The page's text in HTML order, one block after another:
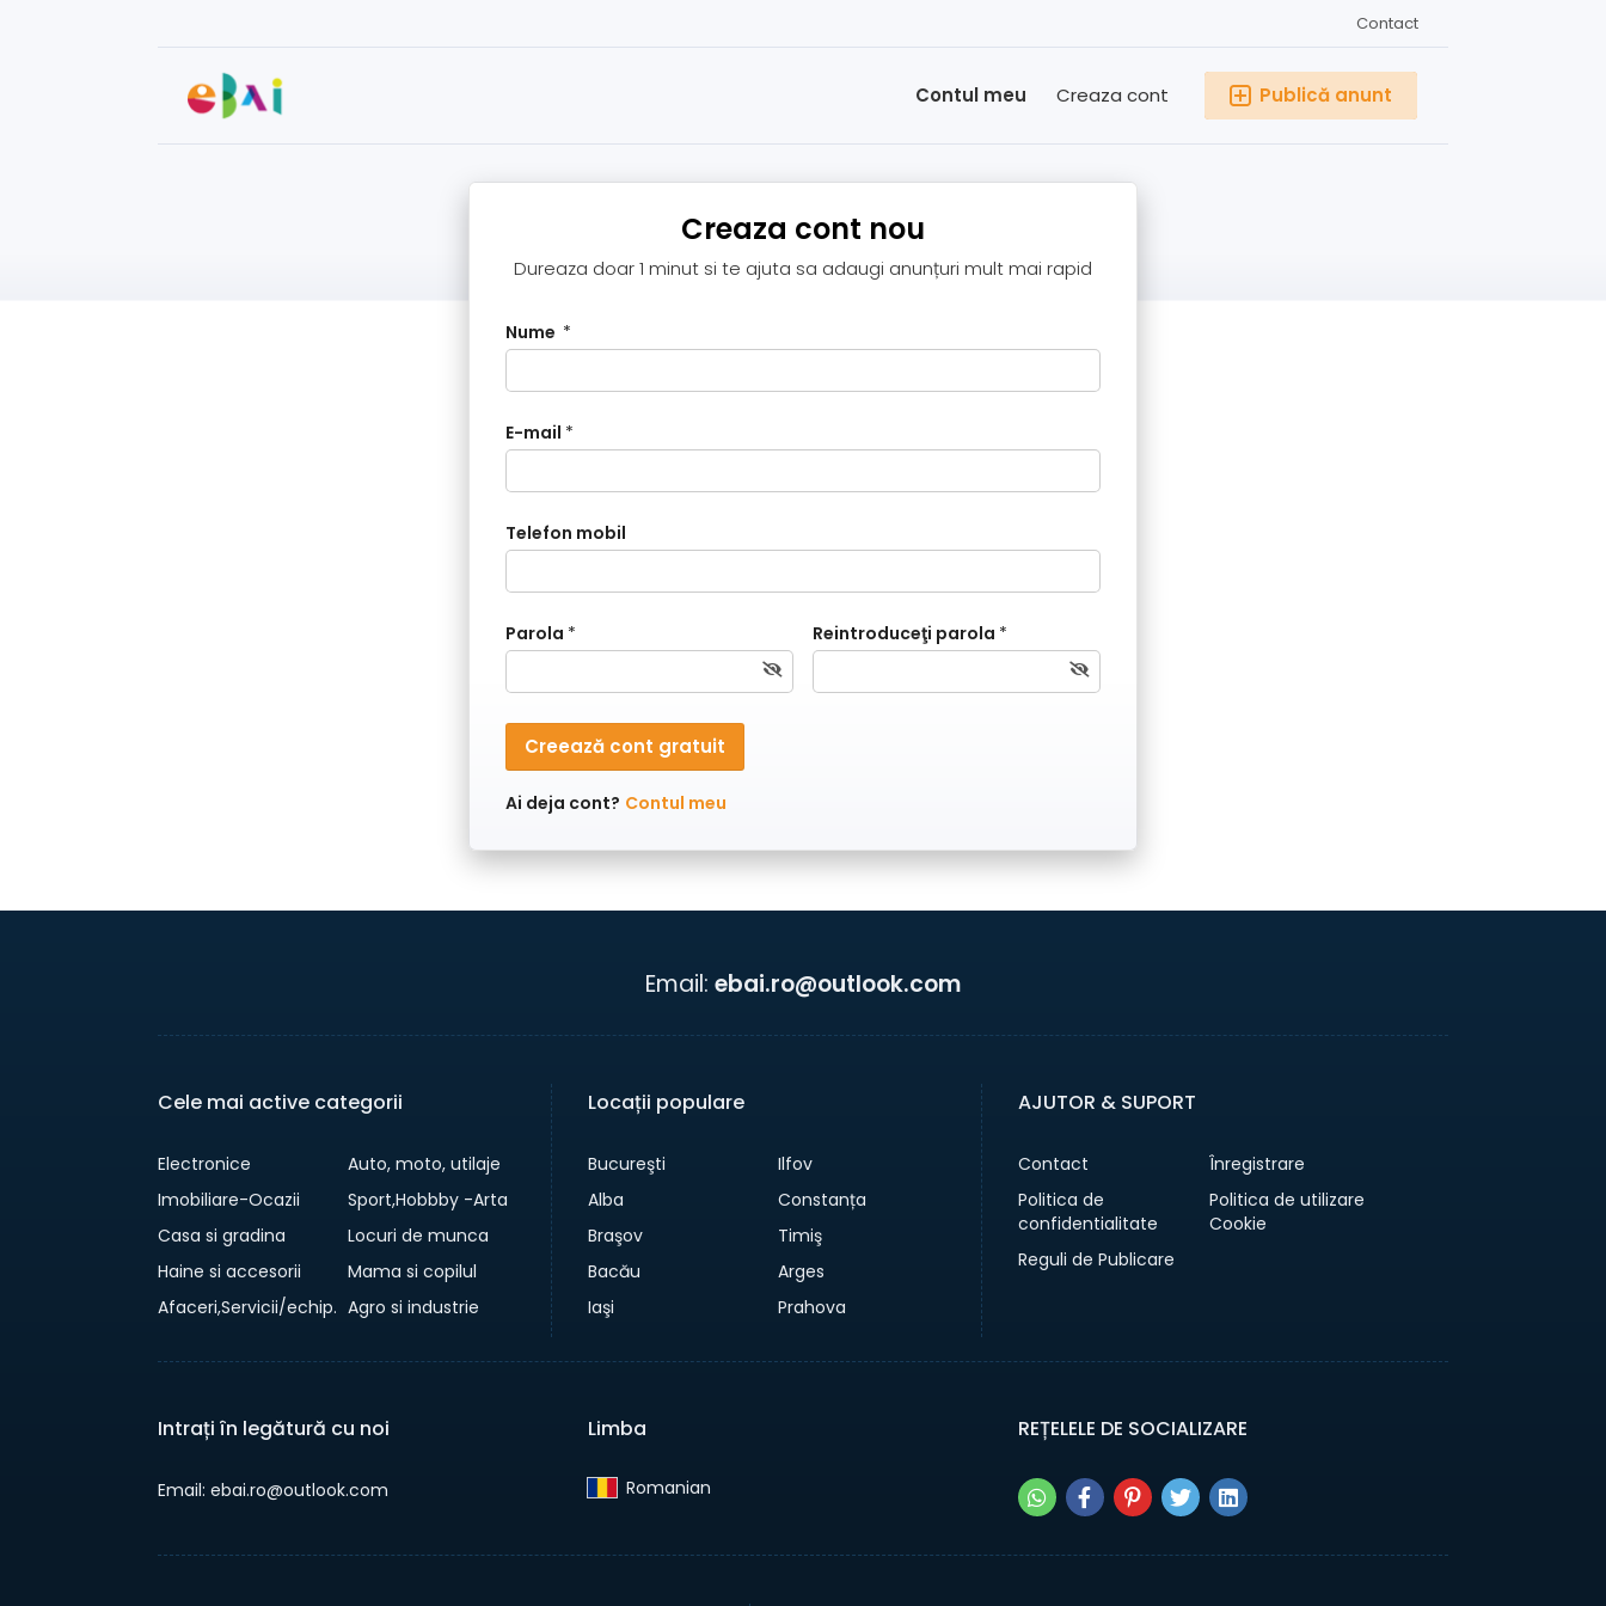
Contact
Publică anunt
Creaza cont
Contul meu
Creaza cont nou
Dureaza doar 1 minut si te ajuta sa adaugi anunțuri mult mai rapid
Nume *
E-mail *
Telefon mobil
Parola * Reintroduceţi parola *
Creează cont gratuit
Ai deja cont? Contul meu
Email: ebai.ro@outlook.com
Cele mai active categorii
Electronice
Auto, moto, utilaje
Imobiliare-Ocazii
Sport,Hobbby -Arta
Casa si gradina
Locuri de munca
Haine si accesorii
Mama si copilul
Afaceri,Servicii/echip. Agro si industrie
Locații populare
Bucureşti
Ilfov
Alba
Constanța
Braşov
Timiş
Bacău
Arges
Iaşi
Prahova
AJUTOR & SUPORT
Contact
Înregistrare
Politica de
confidentialitate
Politica de utilizare
Cookie
Reguli de Publicare
Intrați în legătură cu noi
Email: ebai.ro@outlook.com
Limba
Romanian‎
REȚELELE DE SOCIALIZARE